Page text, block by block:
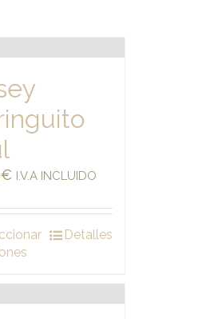
€ I.V.A INCLUIDO
Detalles